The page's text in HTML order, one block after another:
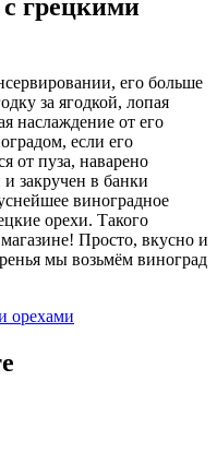
грецкими
его больше
за ягодкой, лопая
наслаждение от его
если его
от пуза, наварено
закручен в банки
виноградное
орехи. Такого
Просто, вкусно и
мы возьмём виноград